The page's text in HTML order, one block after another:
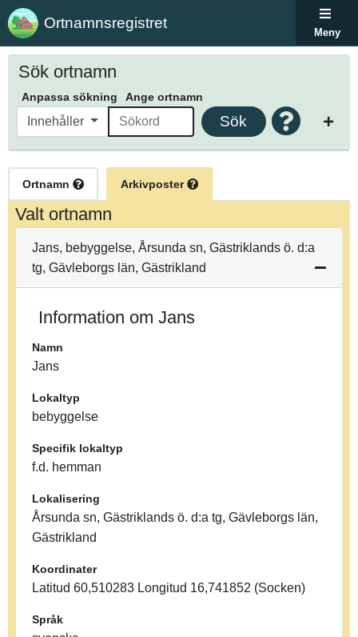
Ortnamnsregistret
Meny
Sök ortnamn
Anpassa sökning Ange ortnamn
Innehåller Sök
Ortnamn Arkivposter
Valt ortnamn
Jans, bebyggelse, Årsunda sn, Gästriklands ö. d:a
tg, Gävleborgs län, Gästrikland
Information om Jans
Namn
Jans
Lokaltyp
bebyggelse
Specifik lokaltyp
f.d. hemman
Lokalisering
Årsunda sn, Gästriklands ö. d:a tg, Gävleborgs län,
Gästrikland
Koordinater
Latitud 60,510283 Longitud 16,741852 (Socken)
Språk